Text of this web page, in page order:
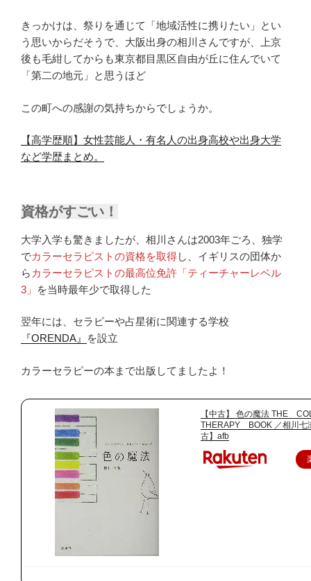
きっかけは、祭りを通じて「地域活性に携りたい」とい
う思いからだそうで、大阪出身の相川さんですが、上京
後も毛紺してからも東京都目黒区自由が丘に住んでいて
「第二の地元」と思うほど
この町への感謝の気持ちからでしょうか。
【高学歴順】女性芸能人・有名人の出身高校や出身大学
など学歴まとめ。
資格がすごい！
大学入学も驚きましたが、相川さんは2003年ごろ、独学
でカラーセラピストの資格を取得し、イギリスの団体か
ら カラーセラピストの最高位免許「ティーチャーレベル
3」
を当時最年少で取得した
翌年には、セラピーや占星術に関連する学校
『ORENDA』
を設立
カラーセラピーの本まで出版してましたよ！
【中古】 色の魔法 THE
THERAPY BOOK ／相川七
古】afb